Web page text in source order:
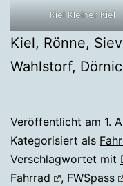
Kiel Kleiner Kiel
Kiel, Rönne,
Wahlstorf,
Veröffentlicht am 1.
Kategorisiert als
Verschlagwortet mit
Fahrrad
, FWSpass